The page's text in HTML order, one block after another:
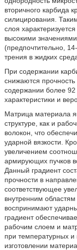
вторичного карбида
силицирования.
слоя
высокими
(предпочтительно,
трения в жидких
При содержании
снижаются
содержании более
характеристики и
Матрица материала
структуре, как и
волокон, что
ударной вязкости.
увеличением
армирующих пучков
Данный градиент
прочности в
соответствующее
внутренним
воспринимают
градиент
рабочим слоем и
при температурных и
изготовлении